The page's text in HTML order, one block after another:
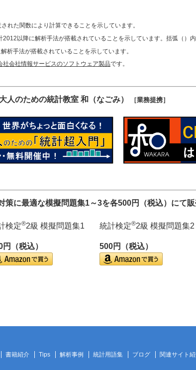
れた関数により計算できることを示しています。
2012以降に解析手法が搭載されていることを示しています。括弧（）
析手法が搭載されていることを示しています。
社会社情報サービスのソフトウェア製品です。
人のための統計教室 和（なごみ） ［業務提携］
策に最適な模擬問題集1～3を各500円（税込）にて販
検定®2級 模擬問題集1
円（税込）
統計検定®2級 模擬問題集2
500円（税込）
書籍紹介 Tips 解析事例 統計用語集 ブログ 関連サイト